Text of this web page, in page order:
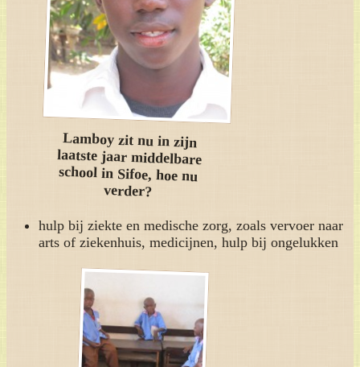
Lamboy zit nu in zijn
laatste jaar middelbare
school in Sifoe, hoe nu
verder?
hulp bij ziekte en medische zorg, zoals vervoer naar
arts of ziekenhuis, medicijnen, hulp bij ongelukken